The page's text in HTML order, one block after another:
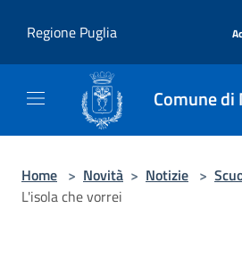
Regione Puglia
Comune
Home > Novità > Notizie >
L'isola che vorrei